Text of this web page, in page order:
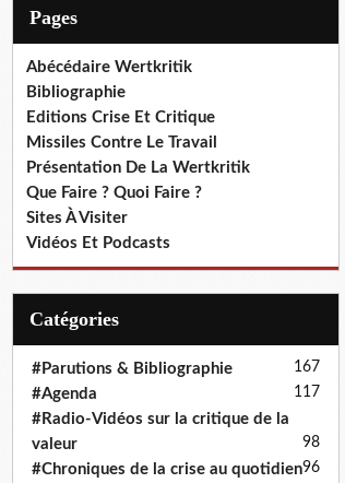
Pages
Abécédaire Wertkritik
Bibliographie
Editions Crise Et Critique
Missiles Contre Le Travail
Présentation De La Wertkritik
Que Faire ? Quoi Faire ?
Sites À Visiter
Vidéos Et Podcasts
Catégories
#Parutions & Bibliographie 167
#Agenda 117
#Radio-Vidéos sur la critique de la
valeur
98
#Chroniques de la crise au quotidien96